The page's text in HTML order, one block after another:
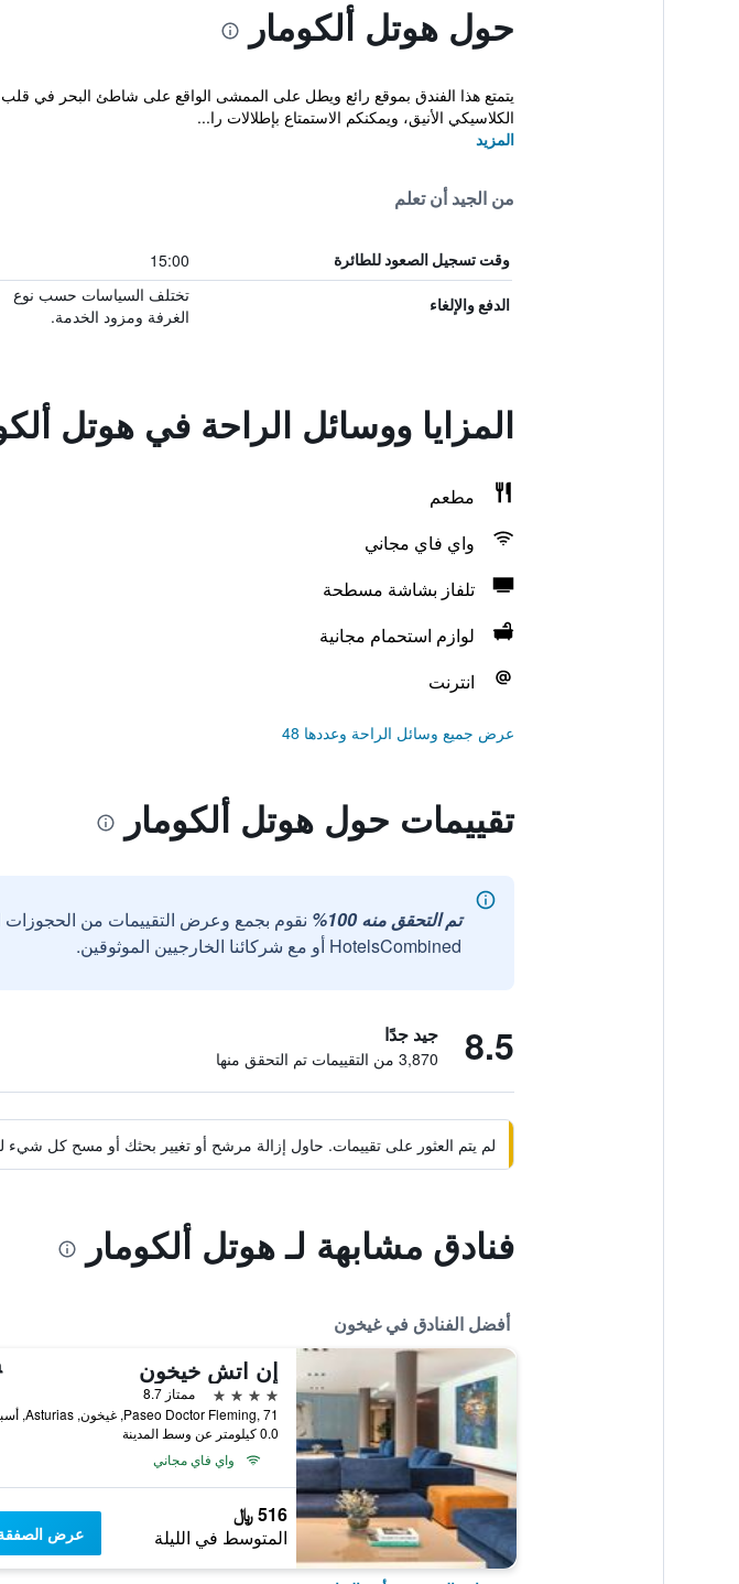
حول هوتل ألكومار
الكلاسيكي الأنيق، ويمكنكم الاستمتاع بإطلالات را...
المزيد
من الجيد أن تعلم
وقت تسجيل الصعود للطائرة 15:00
الدفع والإلغاء
تختلف السياسات حسب نوع
الغرفة ومزود الخدمة.
المزايا ووسائل الراحة في هوتل
مطعم
واي فاي مجاني
تلفاز بشاشة مسطحة
لوازم استحمام مجانية
انترنت
عرض جميع وسائل الراحة وعددها 48
تقييمات حول هوتل ألكومار
تم التحقق منه 100%
نقوم بجمع وعرض التقييمات من الحجوزات
HotelsCombined أو مع شركائنا الخارجيين الموثوقين.
8.5 جيد جدًا
3,870 من التقييمات تم التحقق منها
لم يتم العثور على تقييمات. حاول إزالة مرشح أو تغيير بحثك أو مسح كل شيء
فنادق مشابهة لـ هوتل ألكومار
أفضل الفنادق في غيخون
إن اتش خيخون
4 نجوم
ممتاز 8.7
0.0 كيلومتر عن وسط المدينة
واي فاي مجاني
516 ﷼
المتوسط في الليلة عرض